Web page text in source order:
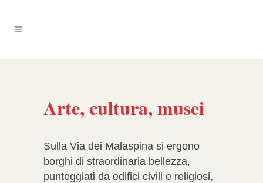
Arte, cultura, musei
Sulla Via dei Malaspina si ergono
borghi di straordinaria bellezza,
punteggiati da edifici civili e religiosi,